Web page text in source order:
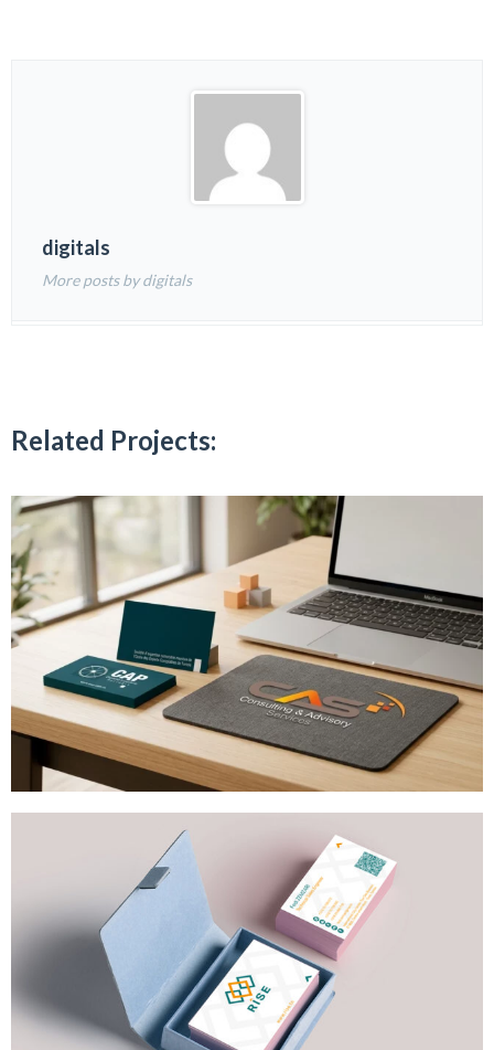
digitals
More posts by digitals
Related Projects: